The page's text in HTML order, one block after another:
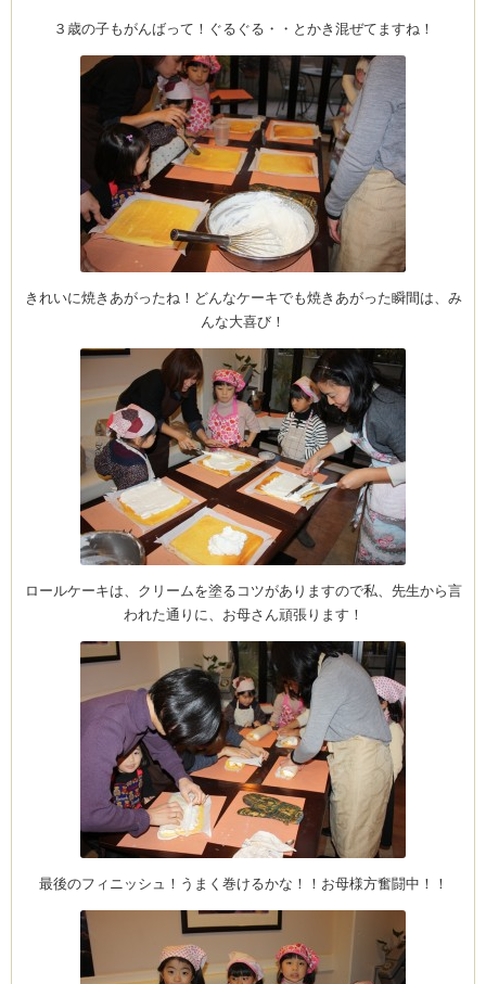
Clémentine
(produced by
CEDO)
３歳の子もがんばって！ぐるぐる・・とかき混ぜてますね！
きれいに焼きあがったね！どんなケーキでも焼きあがった瞬間は、み
んな大喜び！
ロールケーキは、クリームを塗るコツがありますので私、先生から言
われた通りに、お母さん頑張ります！
最後のフィニッシュ！うまく巻けるかな！！お母様方奮闘中！！